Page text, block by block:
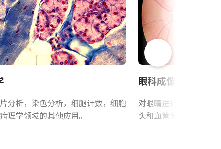
Frame Rate Calculator - AP-
1600T-USB
分析，染色分析，细胞计数，细胞
理学领域的其他应用。
眼科成像
对眼睛进行内部检查，
头和血管微循环。